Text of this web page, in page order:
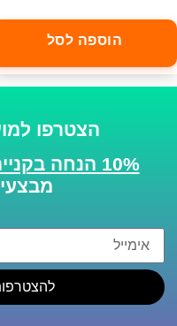
הוספה לסל
הצטרפו
10% הנחה בקנייה הבאה